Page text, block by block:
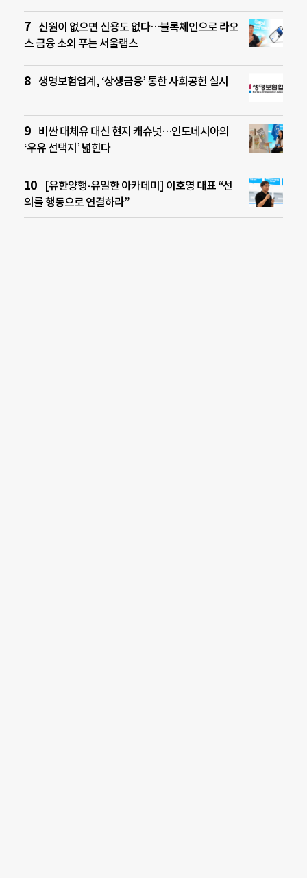
신원이 없으면 신용도 없다…블록체인으로 라오
스 금융 소외 푸는 서울랩스
생명보험업계, ‘상생금융’ 통한 사회공헌 실시
비싼 대체유 대신 현지 캐슈넛…인도네시아의
‘우유 선택지’ 넓힌다
[유한양행-유일한 아카데미] 이호영 대표 “선
의를 행동으로 연결하라”